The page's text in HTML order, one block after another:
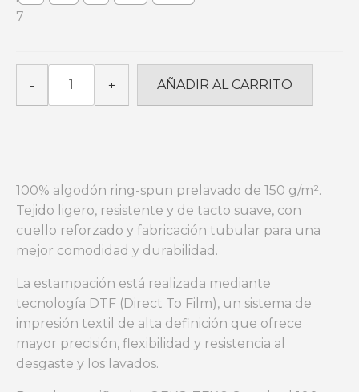
-
UP_Ivory
cantidad
+ AÑADIR AL CARRITO
100% algodón ring-spun prelavado de 150 g/m².
Tejido ligero, resistente y de tacto suave, con
cuello reforzado y fabricación tubular para una
mejor comodidad y durabilidad.
La estampación está realizada mediante
tecnología DTF (Direct To Film), un sistema de
impresión textil de alta definición que ofrece
mayor precisión, flexibilidad y resistencia al
desgaste y los lavados.